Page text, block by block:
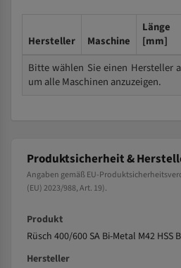
Hersteller Maschine
Länge
[mm]
Bitte wählen Sie einen Hersteller
um alle Maschinen anzuzeigen.
Produktsicherheit &
Angaben gemäß EU-
(EU) 2023/988, Art. 19).
Produkt
Rüsch 400/600 SA Bi-Metal M42 HSS
Hersteller